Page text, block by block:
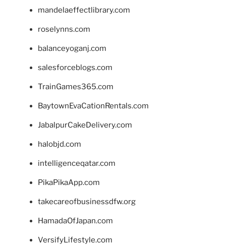
mandelaeffectlibrary.com
roselynns.com
balanceyoganj.com
salesforceblogs.com
TrainGames365.com
BaytownEvaCationRentals.com
JabalpurCakeDelivery.com
halobjd.com
intelligenceqatar.com
PikaPikaApp.com
takecareofbusinessdfw.org
HamadaOfJapan.com
VersifyLifestyle.com